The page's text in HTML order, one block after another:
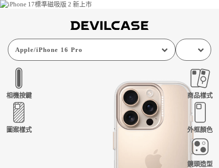
Apple/iPhone 16 Pro
相機按鍵
圖案樣式
商品樣式
外框顏色
鏡頭造型